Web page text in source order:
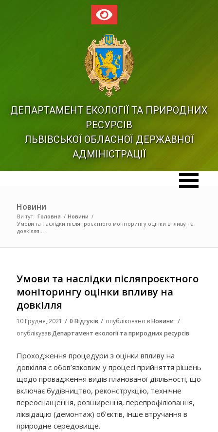
ДЕПАРТАМЕНТ ЕКОЛОГІЇ ТА ПРИРОДНИХ
РЕСУРСІВ
ЛЬВІВСЬКОЇ ОБЛАСНОЇ ДЕРЖАВНОЇ
АДМІНІСТРАЦІЇ
Новини
Ви тут: Головна / Новини /
Умови та наслідки післяпроєктного моніторингу оцінки впливу на
довкілля...
Умови та наслідки післяпроєктного
моніторингу оцінки впливу на
довкілля
10 Грудня, 2021 / 0 Відгуків / опубліковано вНовини /
опублікувавДепартамент екології та природних ресурсів
Проходження процедури з оцінки впливу на
довкілля є обов’язковим у процесі прийняття рішень
щодо провадження видів планованої діяльності, що
включає будівництво, реконструкцію, технічне
переоснащення, розширення, перепрофілювання,
ліквідацію (демонтаж) об’єктів, інше втручання в
природне середовище.